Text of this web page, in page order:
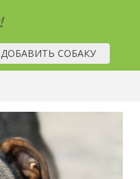
ДОБАВИТЬ СОБАКУ